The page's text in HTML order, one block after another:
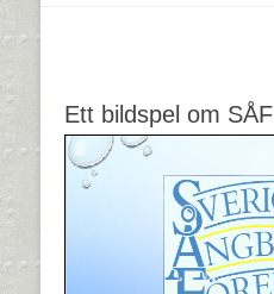
Ett bildspel om SÅF